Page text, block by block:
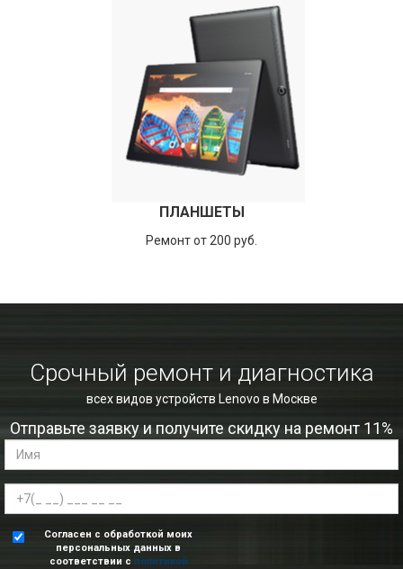
ПЛАНШЕТЫ
Ремонт от 200 руб.
Срочный ремонт и диагностика
всех видов устройств Lenovo в Москве
Отправьте заявку и получите скидку на ремонт 11%
Согласен с обработкой моих
персональных данных в
соответствии с политикой